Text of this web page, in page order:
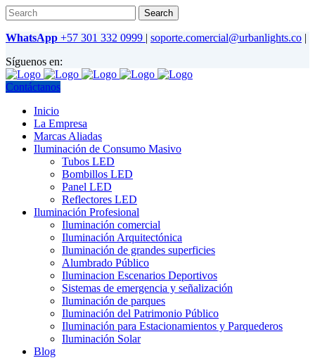
WhatsApp +57 301 332 0999 | soporte.comercial@urbanlights.co |
Síguenos en:
Contáctanos
Inicio
La Empresa
Marcas Aliadas
Iluminación de Consumo Masivo
Tubos LED
Bombillos LED
Panel LED
Reflectores LED
Iluminación Profesional
Iluminación comercial
Iluminación Arquitectónica
Iluminación de grandes superficies
Alumbrado Público
Iluminacion Escenarios Deportivos
Sistemas de emergencia y señalización
Iluminación de parques
Iluminación del Patrimonio Público
Iluminación para Estacionamientos y Parquederos
Iluminación Solar
Blog